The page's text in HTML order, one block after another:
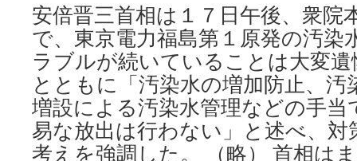
安倍晋三首相は１７日午後、衆院
で、東京電力福島第１原発の汚染
ラブルが続いていることは大変
とともに「汚染水の増加防止、
増設による汚染水管理などの手
易な放出は行わない」と述べ、対
考えを強調した。 （略） 首相は